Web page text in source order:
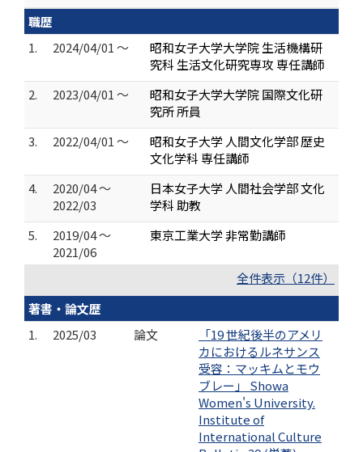
職歴
1.
2024/04/01 ～
昭和女子大学大学院 生活機構研
究科 生活文化研究専攻 専任講師
2.
2023/04/01 ～
昭和女子大学大学院 国際文化研
究所 所員
3.
2022/04/01 ～
昭和女子大学 人間文化学部 歴史
文化学科 専任講師
4.
2020/04 ～
2022/03
日本女子大学 人間社会学部 文化
学科 助教
5.
2019/04 ～
2021/06
東京工業大学 非常勤講師
全件表示（12件）
著書・論文歴
1.
2025/03 論文
「19 世紀後半のアメリ
カにおけるルネサンス
受容：マッキムとモウ
ブレー」 Showa
Women's University.
Institute of
International Culture